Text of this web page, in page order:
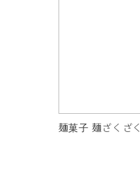
麺菓子 麺ざくざく